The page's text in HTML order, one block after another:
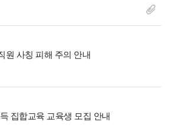
원 사칭 피해 주의 안내
집합교육 교육생 모집 안내